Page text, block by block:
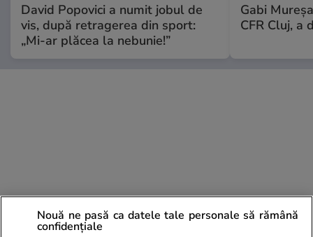
David Popovici a numit jobul de
vis, după retragerea din sport:
„Mi-ar plăcea la nebunie!”
Gabi
CFR Cluj, a
Nouă ne pasă ca datele tale personale să rămână
confidențiale